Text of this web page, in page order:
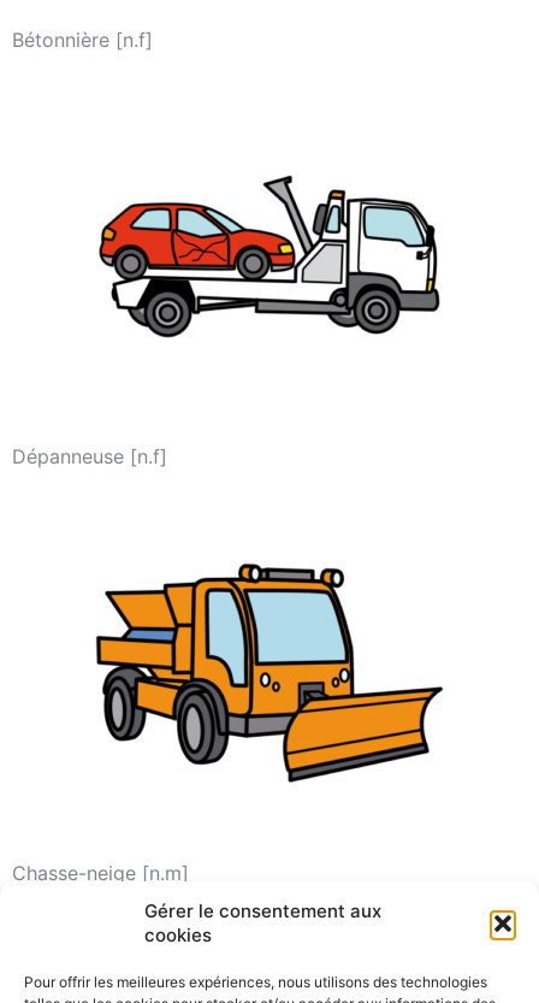
Gérer le consentement aux
cookies
Pour offrir les meilleures expériences, nous utilisons des technologies
Bétonnière [n.f]
Dépanneuse [n.f]
Chasse-neige [n.m]